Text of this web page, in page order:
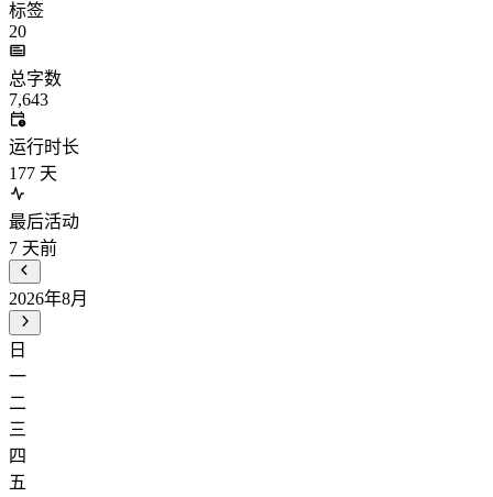
标签
20
总字数
7,643
运行时长
177 天
最后活动
7 天前
2026年8月
日
一
二
三
四
五